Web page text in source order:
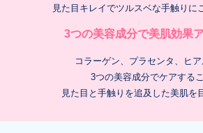
見た目キレイでツルスベな手触りに
3つの美容成分で美肌効果
コラーゲン、プラセンタ、ヒ
3つの美容成分でケアする
見た目と手触りを追及した美肌を